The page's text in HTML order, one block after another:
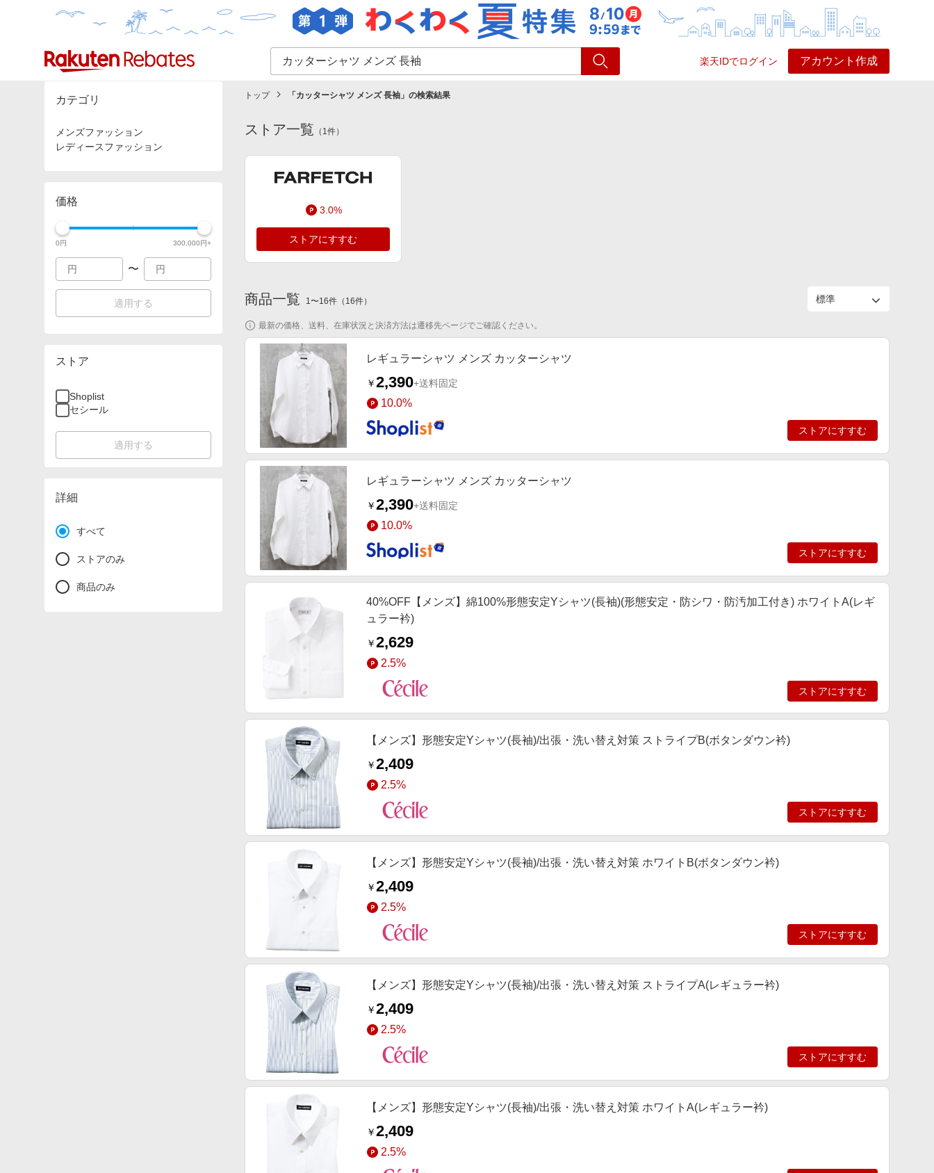
楽天IDでログイン アカウント作成
カテゴリー一覧 イベント一覧 ショッピング
カテゴリ
メンズファッション
レディースファッション
価格
0円 300,000円+
〜
適用する
ストア
Shoplist
セシール
適用する
詳細
すべて
ストアのみ
商品のみ
トップ 「 カッターシャツ メンズ 長袖 」の検索結果
ストア一覧 （ 1件）
3.0%
ストアにすすむ
商品一覧 1〜16件 （ 16件）
最新の価格、送料、在庫状況と決済方法は遷移先ページでご確認ください。
レギュラーシャツ メンズ カッターシャツ
￥2,390+送料固定
10.0%
ストアにすすむ
レギュラーシャツ メンズ カッターシャツ
￥2,390+送料固定
10.0%
ストアにすすむ
40%OFF【メンズ】綿100%形態安定Yシャツ(長袖)(形態安定・防シワ・防汚加工付き) ホワイトA(レギ
ュラー衿)
￥2,629
2.5%
ストアにすすむ
【メンズ】形態安定Yシャツ(長袖)/出張・洗い替え対策 ストライプB(ボタンダウン衿)
￥2,409
2.5%
ストアにすすむ
【メンズ】形態安定Yシャツ(長袖)/出張・洗い替え対策 ホワイトB(ボタンダウン衿)
￥2,409
2.5%
ストアにすすむ
【メンズ】形態安定Yシャツ(長袖)/出張・洗い替え対策 ストライプA(レギュラー衿)
￥2,409
2.5%
ストアにすすむ
【メンズ】形態安定Yシャツ(長袖)/出張・洗い替え対策 ホワイトA(レギュラー衿)
￥2,409
2.5%